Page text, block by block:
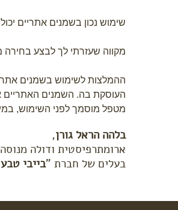
שימוש נכון בשמנים אתריים
מקווה שעזרתי לך לבצע
ההמלצות לשימוש בשמנים
העוסקת בה. השמנים האתריים
מטפל מוסמך לפני השימוש,
בלהה הראל גורן,
ארומתרפיסטית ודולה
בעלים של חברת "בייבי טבע